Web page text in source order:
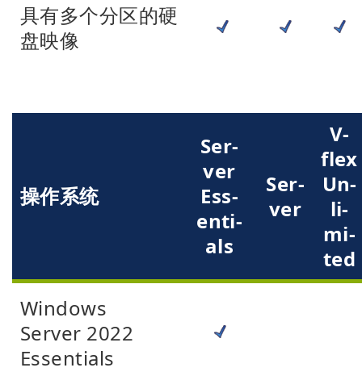
具有多个分区的硬
盘映像
操作系统
Ser­
ver
Ess­
en­ti­
als
Ser­
ver
V-
flex
Un­
li­
mi­
ted
Windows
Server 2022
Essentials